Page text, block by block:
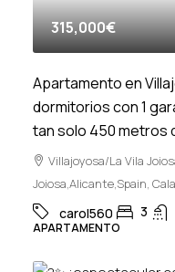
315,000€
Apartamento en
dormitorios con 1
tan solo 450 metros
Villajoyosa/La Vila
Joiosa,Alicante,Spain,
carol560 3
APARTAMENTO